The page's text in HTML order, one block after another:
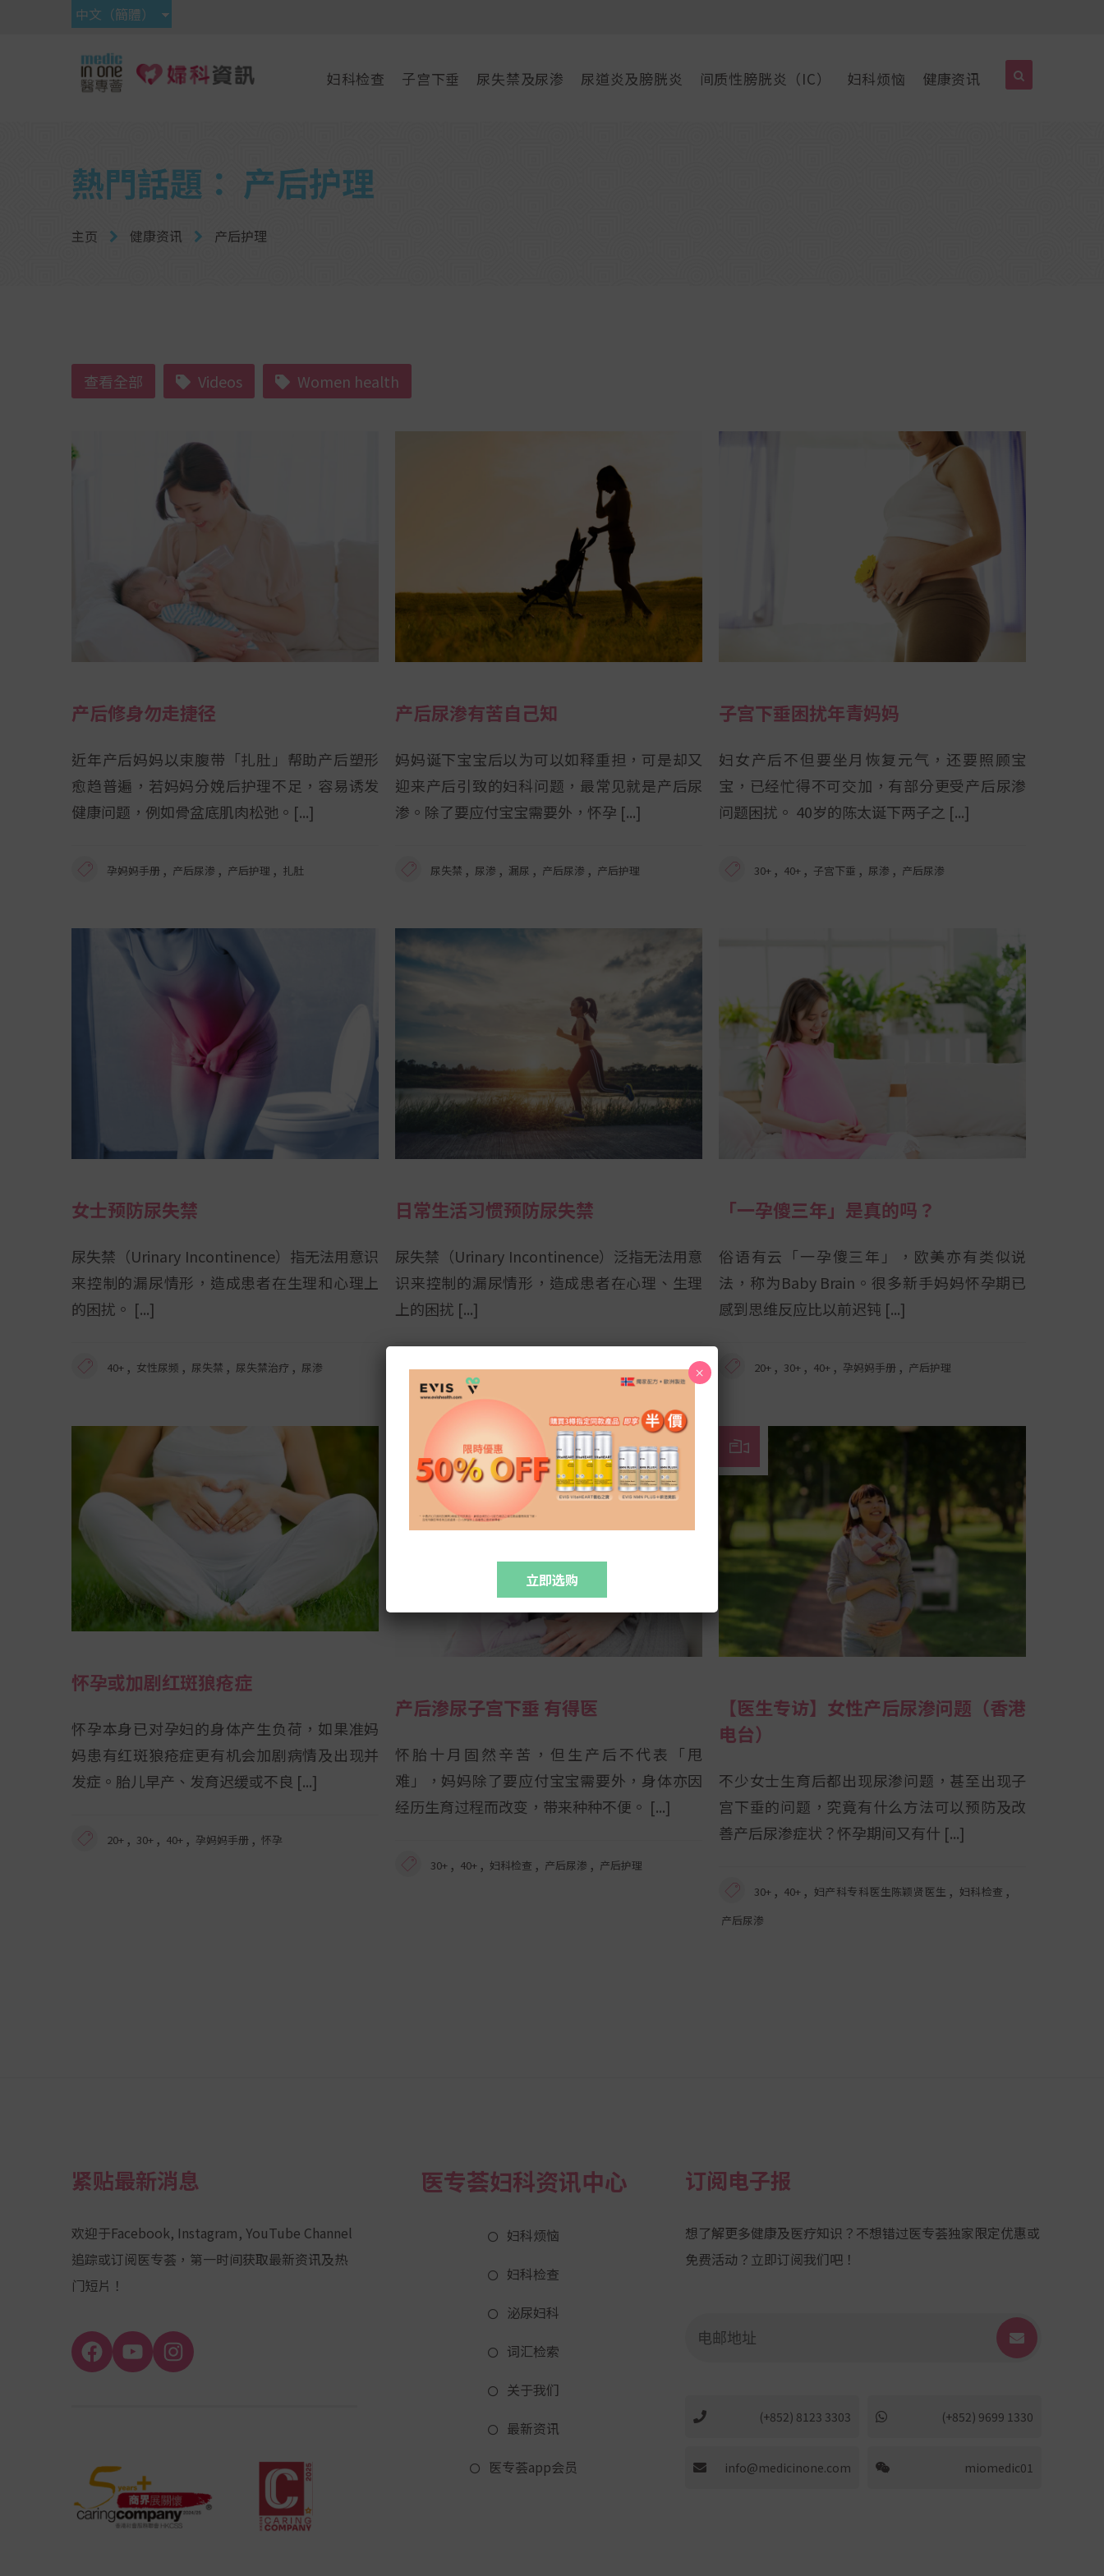
中文（簡體）
妇科检查 子宫下垂 尿失禁及尿渗 尿道炎及膀胱炎 间质性膀胱炎（IC） 妇科烦恼 健康资讯
熱門話題： 产后护理
主页 健康资讯 产后护理
查看全部 Videos Women health
产后修身勿走捷径
近年产后妈妈以束腹带「扎肚」帮助产后塑形
愈趋普遍，若妈妈分娩后护理不足，容易诱发
健康问题，例如骨盆底肌肉松弛。
孕妈妈手册 , 产后尿渗 , 产后护理 , 扎肚
产后尿渗有苦自己知
妈妈诞下宝宝后以为可以如释重担，可是却又
迎来产后引致的妇科问题，最常见就是产后尿
渗。除了要应付宝宝需要外，怀孕
尿失禁 , 尿渗 , 漏尿 , 产后尿渗 , 产后护理
子宫下垂困扰年青妈妈
妇女产后不但要坐月恢复元气，还要照顾宝
宝，已经忙得不可交加，有部分更受产后尿渗
问题困扰。 40岁的陈太诞下两子之
30+ , 40+ , 子宫下垂 , 尿渗 , 产后尿渗
女士预防尿失禁
尿失禁（Urinary Incontinence）指无法用意识
来控制的漏尿情形，造成患者在生理和心理上
的困扰。
40+ , 女性尿频 , 尿失禁 , 尿失禁治疗 , 尿渗
日常生活习惯预防尿失禁
尿失禁（Urinary Incontinence）泛指无法用意
识来控制的漏尿情形，造成患者在心理、生理
上的困扰
40+, 更年期, 产后护理
「一孕傻三年」是真的吗？
俗语有云「一孕傻三年」，欧美亦有类似说
法，称为Baby Brain。很多新手妈妈怀孕期已
感到思维反应比以前迟钝
20+ , 30+ , 40+ , 孕妈妈手册 , 产后护理
怀孕或加剧红斑狼疮症
怀孕本身已对孕妇的身体产生负荷，如果准妈
妈患有红斑狼疮症更有机会加剧病情及出现并
发症。胎儿早产、发育迟缓或不良
20+ , 30+ , 40+ , 孕妈妈手册 , 怀孕
产后渗尿子宫下垂 有得医
怀胎十月固然辛苦，但生产后不代表「甩
难」，妈妈除了要应付宝宝需要外，身体亦因
经历生育过程而改变，带来种种不便。
30+ , 40+ , 妇科检查 , 产后尿渗 , 产后护理
【医生专访】女性产后尿渗问题（香港
电台）
不少女士生育后都出现尿渗问题，甚至出现子
宫下垂的问题，究竟有什么方法可以预防及改
善产后尿渗症状？怀孕期间又有什
30+ , 40+ , 妇产科专科医生陈颖贤医生 , 妇科检查 ,
产后尿渗
紧贴最新消息
欢迎于Facebook, Instagram, YouTube Channel
追踪或订阅医专荟，第一时间获取最新资讯及热
门短片！
Facebook
YouTube
Channel
Instagram
医专荟妇科资讯中心
妇科烦恼
妇科检查
泌尿妇科
词汇检索
关于我们
最新资讯
医专荟app会员
订阅电子报
想了解更多健康及医疗知识？不想错过医专荟独家限定优惠或
免费活动？立即订阅我们吧！
(+852) 8123 3303 (+852) 9699 1330
info@medicinone.com miomedic01
立即选购
×